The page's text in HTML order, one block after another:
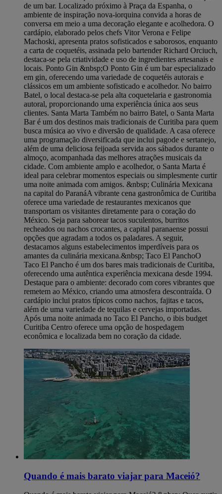
de um bar. Localizado próximo à Praça da Espanha, o
ambiente de inspiração nova-iorquina convida a horas de
conversa em meio a uma decoração elegante e acolhedora. O
cardápio, elaborado pelos chefs Vitor Verona e Felipe
Machoski, apresenta pratos sofisticados e saborosos, enquanto
a carta de coquetéis, assinada pelo bartender Richard Orciuch,
destaca-se pela criatividade e uso de ingredientes artesanais e
locais. Ponto Gin &nbsp; ​O Ponto Gin é um bar especializado
em gin, oferecendo uma variedade de coquetéis autorais e
clássicos em um ambiente sofisticado e acolhedor. No bairro
Batel, o local destaca-se pela alta coquetelaria e gastronomia
autoral, proporcionando uma experiência única aos seus
clientes. Santa Marta Também no bairro Batel, o Santa Marta
Bar é um dos destinos mais tradicionais de Curitiba para quem
busca música ao vivo e diversão de qualidade. A casa oferece
uma programação diversificada que inclui pagode e sertanejo,
além de uma deliciosa feijoada servida aos sábados durante o
almoço, acompanhada das melhores atrações musicais da
cidade. Com ambiente amplo e acolhedor, o Santa Marta é
ideal para celebrar momentos especiais ou simplesmente curtir
uma noite animada com amigos. &nbsp; Culinária Mexicana
na capital do Paraná ​A vibrante cena gastronômica de Curitiba
oferece uma variedade de restaurantes mexicanos que
transportam os visitantes diretamente para o coração do
México. Seja para saborear tacos suculentos, burritos
recheados ou nachos crocantes, a capital paranaense possui
opções que agradam a todos os paladares. A seguir,
destacamos alguns estabelecimentos imperdíveis para os
amantes da culinária mexicana.​ &nbsp; Taco El Pancho ​O
Taco El Pancho é um dos bares mais tradicionais de Curitiba,
oferecendo uma autêntica experiência mexicana desde 1994.
Destaque para o ambiente: decorado com cores vibrantes que
remetem ao México, criando uma atmosfera descontraída. O
cardápio inclui pratos típicos como nachos, fajitas e tacos,
além de uma variedade de tequilas e cervejas importadas.
Após uma noite animada no Taco El Pancho, o ibis budget
Curitiba Centro oferece uma opção de hospedagem
econômica e localizada bem no coração da cidade.
Quando é mais barato viajar para Maceió?